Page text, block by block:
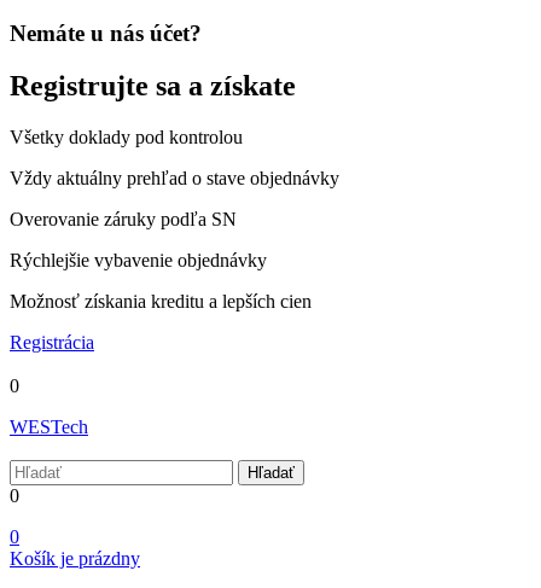
Nemáte u nás účet?
Registrujte sa a získate
Všetky doklady pod kontrolou
Vždy aktuálny prehľad o stave objednávky
Overovanie záruky podľa SN
Rýchlejšie vybavenie objednávky
Možnosť získania kreditu a lepších cien
Registrácia
0
WESTech
Hľadať
0
0
Košík je prázdny